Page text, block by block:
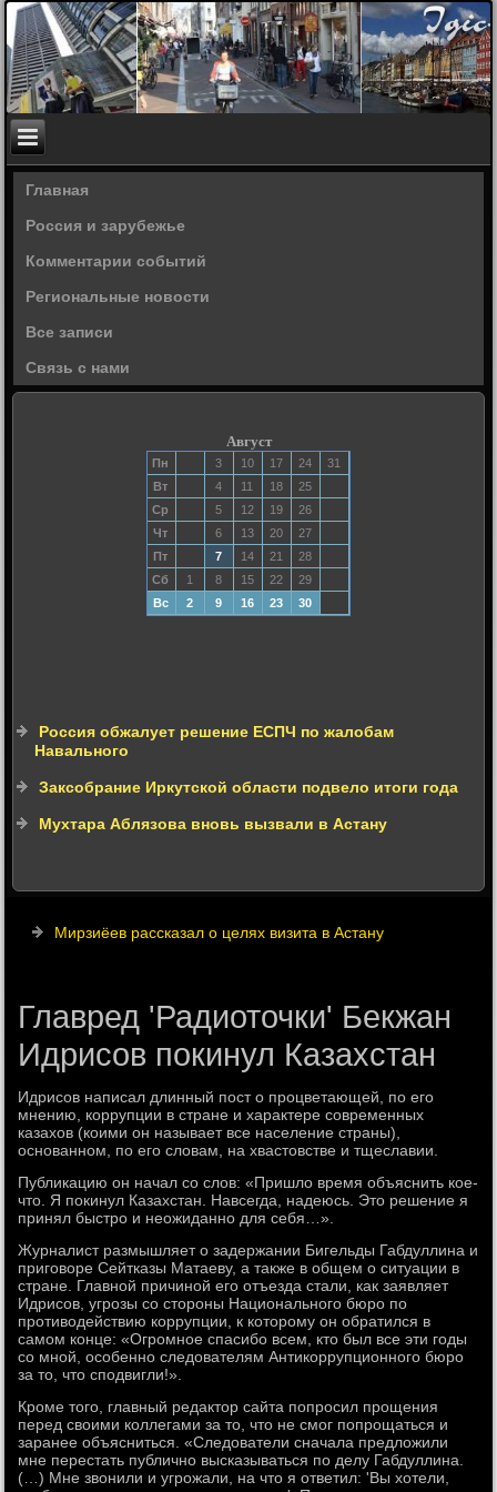
Главная
Россия и зарубежье
Комментарии событий
Региональные новости
Все записи
Связь с нами
Август
Пн 3 10 17 24
31
Вт
4 11 18
25
Ср
5 12 19
26
Чт
6 13 20
27
Пт
7 14 21
28
Сб
1 8 15 22
29
Вс
2 9 16 23 30
Россия обжалует решение ЕСПЧ по жалобам
Навального
Заксобрание Иркутской области подвело итоги года
Мухтара Аблязова вновь вызвали в Астану
Мирзиёев рассказал о целях визита в Астану
Главред 'Радиоточки' Бекжан
Идрисов покинул Казахстан
Идрисов написал длинный пост о процветающей, по его
мнению, коррупции в стране и характере современных
казахов (коими он называет все население страны),
основанном, по его словам, на хвастовстве и тщеславии.
Публикацию он начал со слов: «Пришло время объяснить кое-
что. Я покинул Казахстан. Навсегда, надеюсь. Это решение я
принял быстро и неожиданно для себя…».
Журналист размышляет о задержании Бигельды Габдуллина и
приговоре Сейтказы Матаеву, а также в общем о ситуации в
стране. Главной причиной его отъезда стали, как заявляет
Идрисов, угрозы со стороны Национального бюро по
противодействию коррупции, к которому он обратился в
самом конце: «Огромное спасибо всем, кто был все эти годы
со мной, особенно следователям Антикоррупционного бюро
за то, что сподвигли!».
Кроме того, главный редактор сайта попросил прощения
перед своими коллегами за то, что не смог попрощаться и
заранее объясниться. «Следователи сначала предложили
мне перестать публично высказываться по делу Габдуллина.
(…) Мне звонили и угрожали, на что я ответил: 'Вы хотели,